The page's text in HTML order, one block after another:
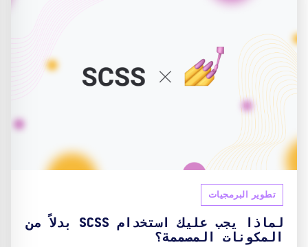
تطوير البرمجيات
لماذا يجب عليك استخدام SCSS بدلاً من
المكونات المصممة؟